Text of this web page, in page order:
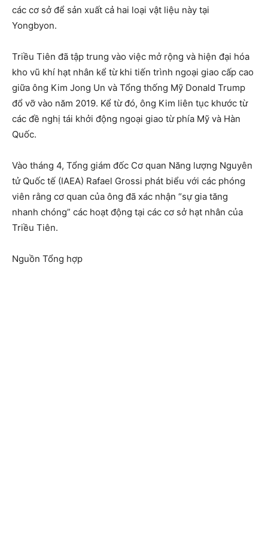
các cơ sở để sản xuất cả hai loại vật liệu này tại
Yongbyon.
Triều Tiên đã tập trung vào việc mở rộng và hiện đại hóa
kho vũ khí hạt nhân kể từ khi tiến trình ngoại giao cấp cao
giữa ông Kim Jong Un và Tổng thống Mỹ Donald Trump
đổ vỡ vào năm 2019. Kể từ đó, ông Kim liên tục khước từ
các đề nghị tái khởi động ngoại giao từ phía Mỹ và Hàn
Quốc.
Vào tháng 4, Tổng giám đốc Cơ quan Năng lượng Nguyên
tử Quốc tế (IAEA) Rafael Grossi phát biểu với các phóng
viên rằng cơ quan của ông đã xác nhận “sự gia tăng
nhanh chóng” các hoạt động tại các cơ sở hạt nhân của
Triều Tiên.
Nguồn Tổng hợp